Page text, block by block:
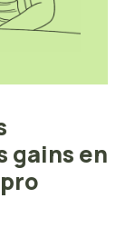
gains en